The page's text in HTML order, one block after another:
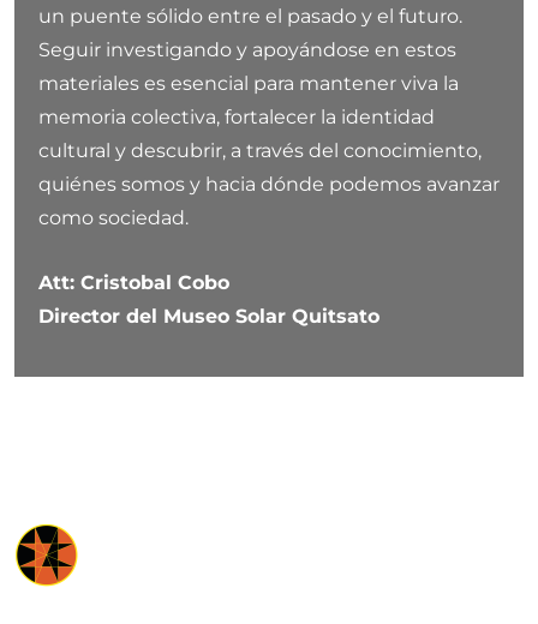
un puente sólido entre el pasado y el futuro.
Seguir investigando y apoyándose en estos
materiales es esencial para mantener viva la
memoria colectiva, fortalecer la identidad
cultural y descubrir, a través del conocimiento,
quiénes somos y hacia dónde podemos avanzar
como sociedad.
Att: Cristobal Cobo
Director del Museo Solar Quitsato